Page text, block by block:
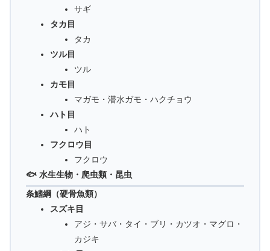
サギ
タカ目
タカ
ツル目
ツル
カモ目
マガモ・潜水ガモ・ハクチョウ
ハト目
ハト
フクロウ目
フクロウ
🐟 水生生物・爬虫類・昆虫
条鰭綱（硬骨魚類）
スズキ目
アジ・サバ・タイ・ブリ・カツオ・マグロ・
カジキ